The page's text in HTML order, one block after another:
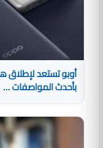
بأحدث المواصفات ...